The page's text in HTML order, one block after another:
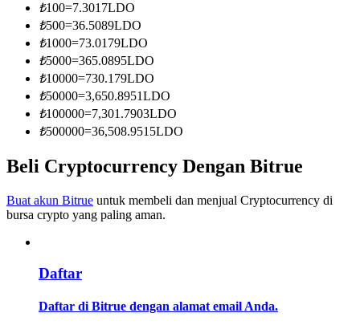
Informasi
Analisis data besar termasuk info perdagangan, dll.
Memandu
₺100=7.3017LDO
₺500=36.5089LDO
₺1000=73.0179LDO
₺5000=365.0895LDO
₺10000=730.179LDO
₺50000=3,650.8951LDO
₺100000=7,301.7903LDO
₺500000=36,508.9515LDO
Beli Cryptocurrency Dengan Bitrue
Buat akun Bitrue untuk membeli dan menjual Cryptocurrency di
bursa crypto yang paling aman.
Daftar
Daftar di Bitrue dengan alamat email Anda.